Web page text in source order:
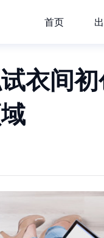
首页
衣间